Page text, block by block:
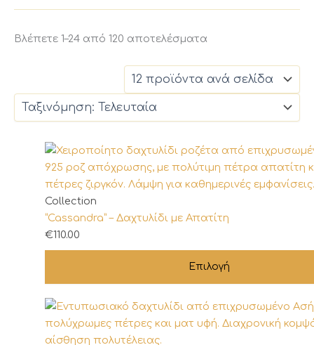
Βλέπετε 1–24 από 120 αποτελέσματα
latest
Collection
“Cassandra” – Δαχτυλίδι με Απατίτη
€110.00
Επιλογή
Αυτό
το
προϊόν
έχει
παραλλαγές.
Οι
επιλογές
μπορούν